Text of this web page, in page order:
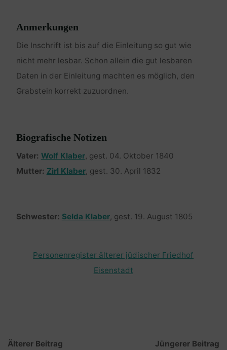
Anmerkungen
Die Inschrift ist bis auf die Einleitung so gut wie
nicht mehr lesbar. Schon allein die gut lesbaren
Daten in der Einleitung machten es möglich, den
Grabstein korrekt zuzuordnen.
Biografische Notizen
Vater: Wolf Klaber, gest. 04. Oktober 1840
Mutter: Zirl Klaber, gest. 30. April 1832
Schwester: Selda Klaber, gest. 19. August 1805
Personenregister älterer jüdischer Friedhof
Eisenstadt
Älterer Beitrag Jüngerer Beitrag